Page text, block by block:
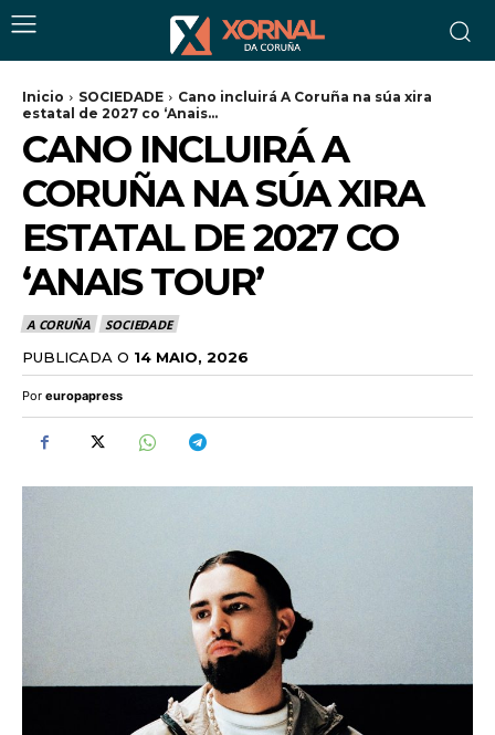
Inicio SOCIEDADE
Cano incluirá A Coruña na súa xira
estatal de 2027 co ‘Anais...
CANO INCLUIRÁ A
CORUÑA NA SÚA XIRA
ESTATAL DE 2027 CO
‘ANAIS TOUR’
A CORUÑA SOCIEDADE
PUBLICADA O 14 MAIO, 2026
Por europapress